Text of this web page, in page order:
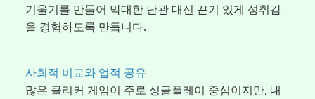
기울기를 만들어 막대한 난관 대신 끈기 있게 성취감
을 경험하도록 만듭니다.
사회적 비교와 업적 공유
많은 클리커 게임이 주로 싱글플레이 중심이지만, 내